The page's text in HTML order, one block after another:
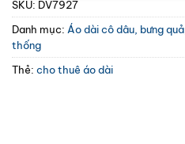
SKU: DV7927
Danh mục: Áo dài cô dâu, bưng quả
thống
Thẻ: cho thuê áo dài